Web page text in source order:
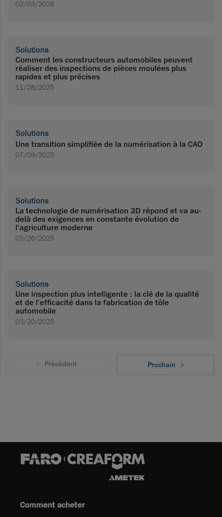
02/03/2026
Solutions
Comment les constructeurs automobiles peuvent
réaliser des inspections de pièces moulées plus
rapides et plus précises
11/28/2025
Solutions
Une transition simplifiée de la numérisation à la CAO
07/09/2025
Solutions
La technologie de numérisation 3D répond et va au-
delà des exigences en constante évolution de
l'agriculture moderne
03/26/2025
Solutions
Une inspection plus intelligente : la clé de la qualité
et de l'efficacité dans la fabrication de tôle
automobile
03/20/2025
Précédent Prochain
Comment acheter